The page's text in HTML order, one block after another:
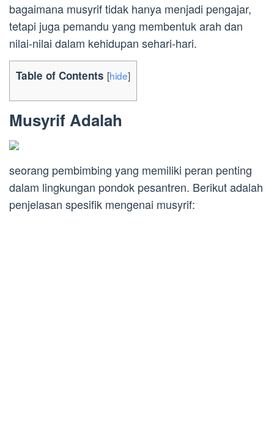
bagaimana musyrif tidak hanya menjadi pengajar,
tetapi juga pemandu yang membentuk arah dan
nilai-nilai dalam kehidupan sehari-hari.
Table of Contents [hide]
Musyrif Adalah
seorang pembimbing yang memiliki peran penting
dalam lingkungan pondok pesantren. Berikut adalah
penjelasan spesifik mengenai musyrif: